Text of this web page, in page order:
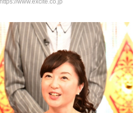
https://www.excite.co.jp